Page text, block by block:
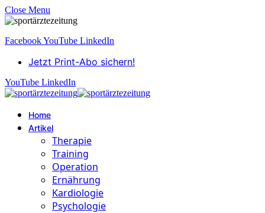
Close Menu
FacebookYouTube LinkedIn
Jetzt Print-Abo sichern!
YouTube LinkedIn
Home
Artikel
Therapie
Training
Operation
Ernährung
Kardiologie
Psychologie